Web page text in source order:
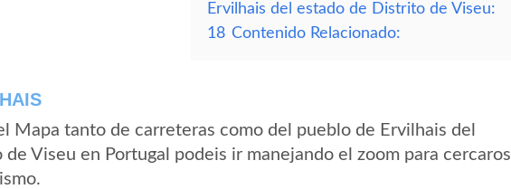
Ervilhais del estado de Distrito de Viseu:
18 Contenido Relacionado:
Mapa tanto de carreteras como del pueblo de Ervilhais del
Viseu en Portugal podeis ir manejando el zoom para cercaros